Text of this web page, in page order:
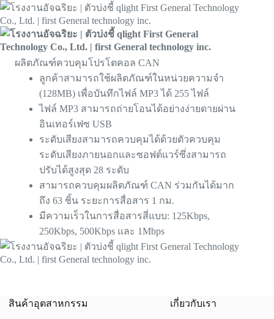
ผลิตภัณฑ์ควบคุมโปรโตคอล CAN
ลูกค้าสามารถใช้ผลิตภัณฑ์ในหน่วยความจำ
(128MB) เพื่อบันทึกไฟล์ MP3 ได้ 255 ไฟล์
ไฟล์ MP3 สามารถถ่ายโอนได้อย่างง่ายดายผ่าน
อินเทอร์เฟซ USB
ระดับเสียงสามารถควบคุมได้ด้วยตัวควบคุม
ระดับเสียงภายนอกและซอฟต์แวร์ซึ่งสามารถ
ปรับได้สูงสุด 28 ระดับ
สามารถควบคุมผลิตภัณฑ์ CAN ร่วมกันได้มาก
ถึง 63 ชิ้น ระยะการสื่อสาร 1 กม.
มีความเร็วในการสื่อสารสี่แบบ: 125Kbps,
250Kbps, 500Kbps และ 1Mbps
สินค้าอุตสาหกรรม เกี่ยวกับเรา